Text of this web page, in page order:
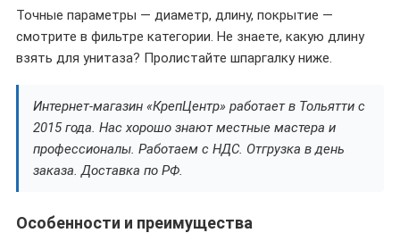
Точные параметры — диаметр, длину, покрытие —
смотрите в фильтре категории. Не знаете, какую длину
взять для унитаза? Пролистайте шпаргалку ниже.
Интернет-магазин «КрепЦентр» работает в Тольятти с
2015 года. Нас хорошо знают местные мастера и
профессионалы. Работаем с НДС. Отгрузка в день
заказа. Доставка по РФ.
Особенности и преимущества